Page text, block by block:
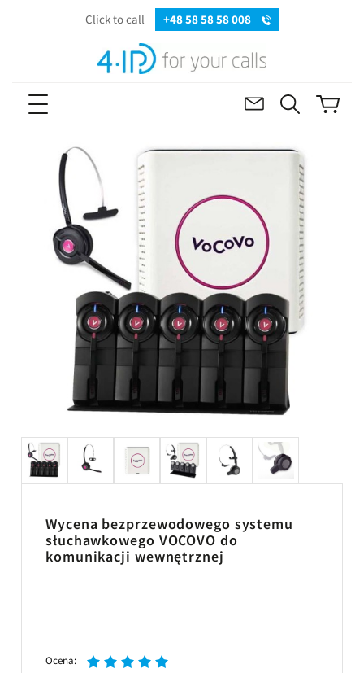
Click to call +48 58 58 58 008
Wycena bezprzewodowego systemu
słuchawkowego VOCOVO do
komunikacji wewnętrznej
Ocena: